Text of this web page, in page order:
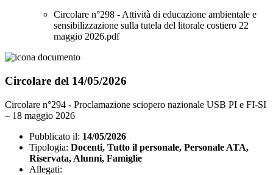
Circolare n°298 - Attività di educazione ambientale e
sensibilizzazione sulla tutela del litorale costiero 22
maggio 2026.pdf
Circolare del 14/05/2026
Circolare n°294 - Proclamazione sciopero nazionale USB PI e FI-SI
– 18 maggio 2026
Pubblicato il: 14/05/2026
Tipologia: Docenti, Tutto il personale, Personale ATA,
Riservata, Alunni, Famiglie
Allegati: